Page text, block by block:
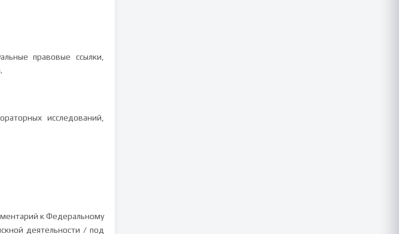
правовые ссылки,
исследований,
к Федеральному
деятельности / под